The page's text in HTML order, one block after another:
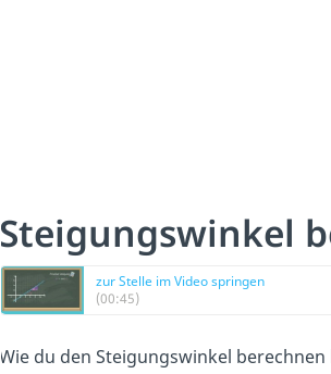
Steigungswinkel
zur Stelle im Video springen
(00:45)
Wie du den Steigungswinkel